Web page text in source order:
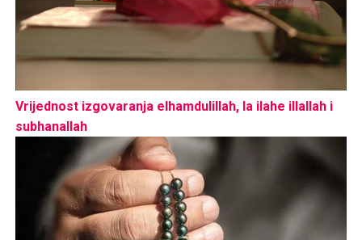
Vrijednost izgovaranja elhamdulillah, la ilahe illallah i
subhanallah